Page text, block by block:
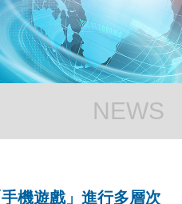
機遊戲」進行多層次